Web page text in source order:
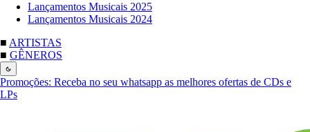
Lançamentos Musicais 2025
Lançamentos Musicais 2024
■ ARTISTAS
■ GÊNEROS
Promoções: Receba no seu whatsapp as melhores ofertas de CDs e
LPs